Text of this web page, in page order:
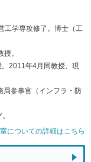
工学専攻修了。博士（工
。
2011年4月同教授、現
局参事官（インフラ・防
についての詳細はこちら